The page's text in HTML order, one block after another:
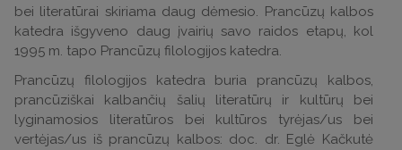
bei literatūrai skiriama daug dėmesio. Prancūzų kalbos
katedra išgyveno daug įvairių savo raidos etapų, kol
1995 m. tapo Prancūzų filologijos katedra.
Prancūzų filologijos katedra buria prancūzų kalbos,
prancūziškai kalbančių šalių literatūrų ir kultūrų bei
lyginamosios literatūros bei kultūros tyrėjas/us bei
vertėjas/us iš prancūzų kalbos: doc. dr. Eglė Kačkutė